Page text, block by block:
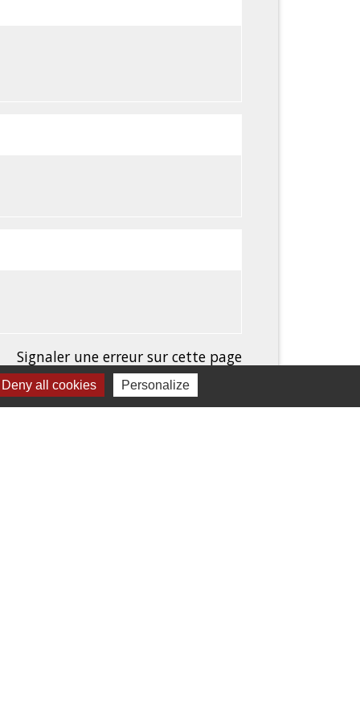
Signaler une erreur sur cette page
Deny all cookies Personalize